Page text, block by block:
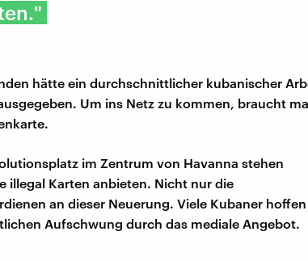
hätte ein durchschnittlicher kubanischer
Um ins Netz zu kommen, braucht
im Zentrum von Havanna stehen
illegal Karten anbieten. Nicht nur die
an dieser Neuerung. Viele Kubaner
Aufschwung durch das mediale Angebot.